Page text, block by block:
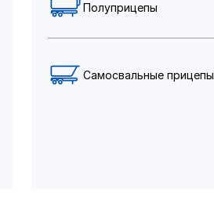
Полуприцепы
Самосвальные прицепы